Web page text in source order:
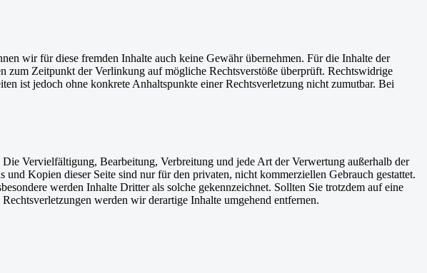
wir für diese fremden Inhalte auch keine Gewähr übernehmen. Für die Inhalte der
Zeitpunkt der Verlinkung auf mögliche Rechtsverstöße überprüft. Rechtswidrige
ist jedoch ohne konkrete Anhaltspunkte einer Rechtsverletzung nicht zumutbar. Bei
Vervielfältigung, Bearbeitung, Verbreitung und jede Art der Verwertung außerhalb der
Kopien dieser Seite sind nur für den privaten, nicht kommerziellen Gebrauch gestattet.
werden Inhalte Dritter als solche gekennzeichnet. Sollten Sie trotzdem auf eine
werden wir derartige Inhalte umgehend entfernen.